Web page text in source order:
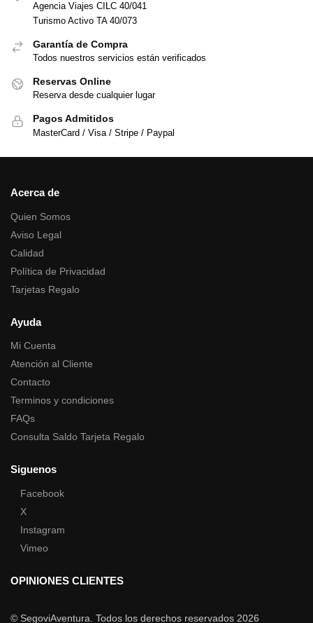
Agencia Viajes CILC 40/041
Turismo Activo TA 40/073
Garantía de Compra
Todos nuestros servicios están verificados
Reservas Online
Reserva desde cualquier lugar
Pagos Admitidos
MasterCard / Visa / Stripe / Paypal
Acerca de
Quien Somos
Aviso Legal
Calidad
Política de Privacidad
Tarjetas Regalo
Ayuda
Mi Cuenta
Atención al Cliente
Contacto
Terminos y condiciones
FAQs
Consulta Saldo Tarjeta Regalo
Siguenos
Facebook
X
Instagram
Vimeo
OPINIONES CLIENTES
© SegoviAventura. Todos los derechos reservados 2026